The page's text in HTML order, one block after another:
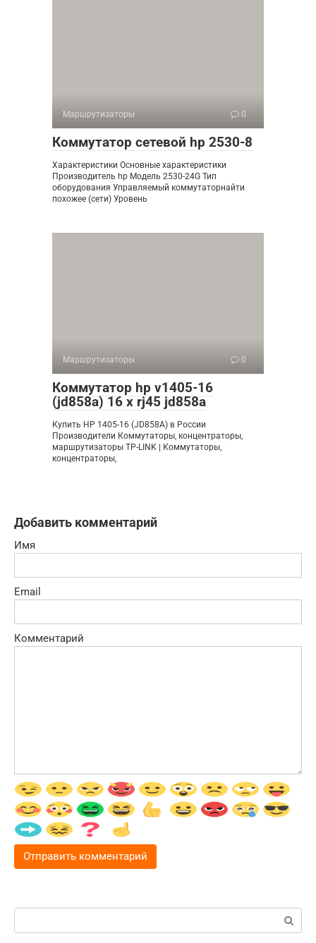
Маршрутизаторы 0
Коммутатор сетевой hp 2530-8
Характеристики Основные характеристики
Производитель hp Модель 2530-24G Тип
оборудования Управляемый коммутаторнайти
похожее (сети) Уровень
Маршрутизаторы 0
Коммутатор hp v1405-16
(jd858a) 16 x rj45 jd858a
Купить HP 1405-16 (JD858A) в России
Производители Коммутаторы, концентраторы,
маршрутизаторы TP-LINK | Коммутаторы,
концентраторы,
Добавить комментарий
Имя
Email
Комментарий
Поиск: